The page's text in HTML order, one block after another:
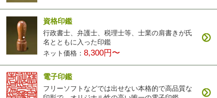
資格印鑑
行政書士、弁護士、税理士等、士業の肩書きが氏
名とともに入った印鑑
ネット価格：8,300円〜
電子印鑑
フリーソフトなどでは出せない本格的で高品質な